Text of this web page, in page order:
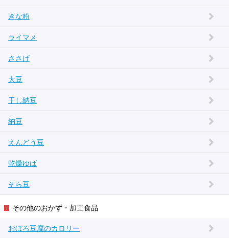
きな粉
ライマメ
ささげ
大豆
干し納豆
納豆
えんどう豆
乾燥ゆば
そら豆
その他のおかず・加工食品
おぼろ豆腐のカロリー